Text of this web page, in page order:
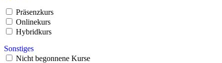
Präsenzkurs
Onlinekurs
Hybridkurs
Sonstiges
Nicht begonnene Kurse